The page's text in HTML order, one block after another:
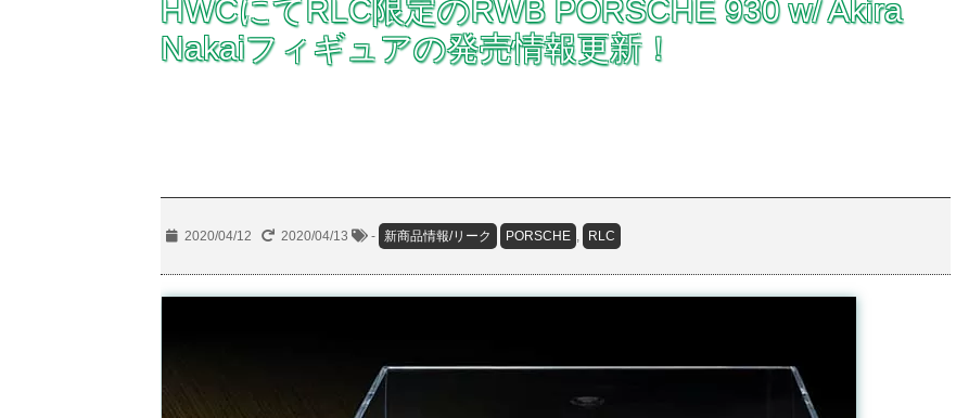
HWCにてRLC限定のRWB PORSCHE 930 w/ Akira
Nakaiフィギュアの発売情報更新！
2020/04/12 2020/04/13 - 新商品情報/リーク PORSCHE , RLC